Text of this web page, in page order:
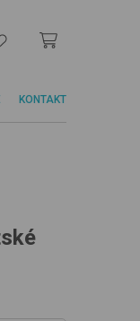
KONTAKT